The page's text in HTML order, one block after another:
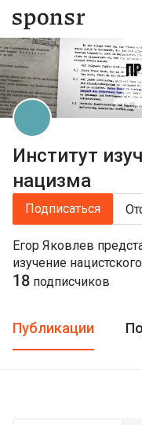
Институт
нацизма
Подписаться
Егор Яковлев
изучение
18 подписчиков
Публикации